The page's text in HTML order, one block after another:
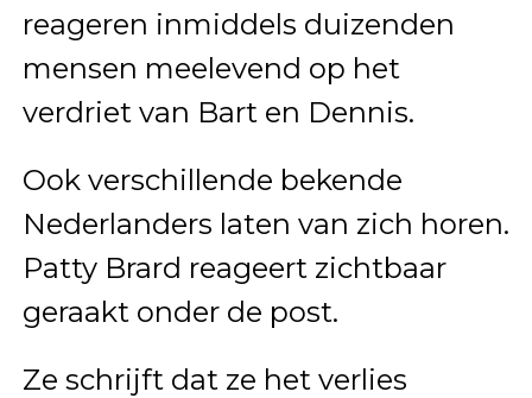
reageren inmiddels duizenden
mensen meelevend op het
verdriet van Bart en Dennis.
Ook verschillende bekende
Nederlanders laten van zich horen.
Patty Brard reageert zichtbaar
geraakt onder de post.
Ze schrijft dat ze het verlies